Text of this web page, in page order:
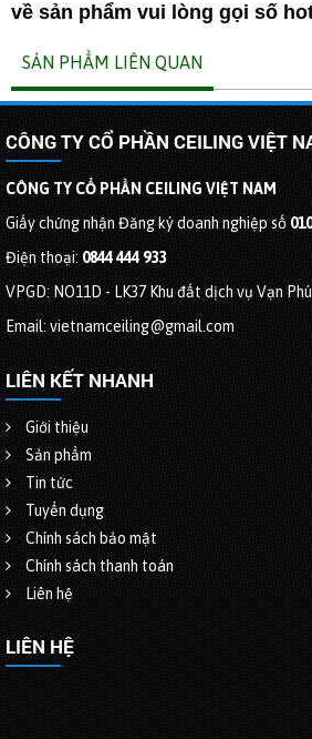
về sản phẩm vui lòng gọi số
SẢN PHẨM LIÊN QUAN
CÔNG TY CỔ PHẦN CEILING VIỆT
CÔNG TY CỔ PHẦN CEILING VIỆT NAM
Giấy chứng nhận Đăng ký doanh nghiệp số
Điện thoại:0844 444 933
VPGD: NO11D - LK37 Khu đất dịch vụ Vạn
Email: vietnamceiling@gmail.com
LIÊN KẾT NHANH
Giới thiệu
Sản phẩm
Tin tức
Tuyển dụng
Chính sách bảo mật
Chính sách thanh toán
Liên hệ
LIÊN HỆ